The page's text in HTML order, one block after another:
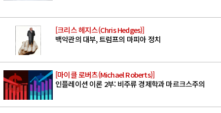
[크리스 헤지스(Chris Hedges)]
백악관의 대부, 트럼프의 마피아 정치
[마이클 로버츠(Michael Roberts)]
인플레이션 이론 2부: 비주류 경제학과 마르크스주의